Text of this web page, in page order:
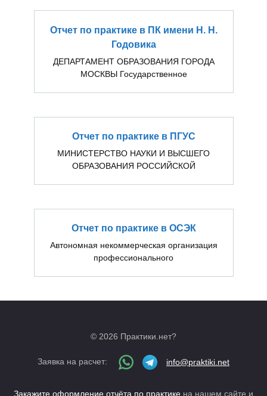
Отчет по практике в ПК имени Н. Н.
Годовика
ДЕПАРТАМЕНТ ОБРАЗОВАНИЯ ГОРОДА
МОСКВЫ Государственное
Отчет по практике в ПГУС
МИНИСТЕРСТВО НАУКИ И ВЫСШЕГО
ОБРАЗОВАНИЯ РОССИЙСКОЙ
Отчет по практике в ОСЭК
Автономная некоммерческая организация
профессионального
© 2026 Практики.нет?
Заявка на расчет: info@praktiki.net
Закажите оформление отчёта по практике на нашем сайте и